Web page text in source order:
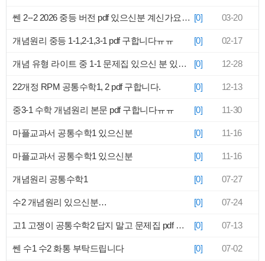
쎈 2--2 2026 중등 버전 pdf 있으신분 계신가요ㅜㅜ [0] 03-20
개념원리 중등 1-1,2-1,3-1 pdf 구합니다ㅠㅠ [0] 02-17
개념 유형 라이트 중 1-1 문제집 있으신 분 있나요? 급해요ㅜㅜ [0] 12-28
22개정 RPM 공통수학1, 2 pdf 구합니다. [0] 12-13
중3-1 수학 개념원리 본문 pdf 구합니다ㅠㅠ [0] 11-30
마플교과서 공통수학1 있으신분 [0] 11-16
마플교과서 공통수학1 있으신분 [0] 11-16
개념원리 공통수학1 [0] 07-27
수2 개념원리 있으신분… [0] 07-24
고1 고쟁이 공통수학2 답지 말고 문제집 pdf 파일 있으신분 보내주세요ㅠㅠ [0] 07-13
쎈 수1 수2 화통 부탁드립니다 [0] 07-02